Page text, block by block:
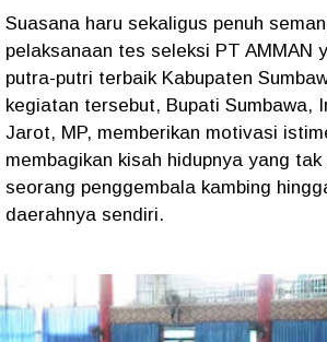
Suasana haru sekaligus penuh
pelaksanaan tes seleksi PT AMMAN
putra-putri terbaik Kabupaten
kegiatan tersebut, Bupati Sumbawa,
Jarot, MP, memberikan motivasi
membagikan kisah hidupnya yang
seorang penggembala kambing
daerahnya sendiri.